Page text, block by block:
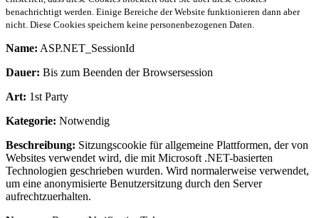
benachrichtigt werden. Einige Bereiche der Website funktionieren dann aber
nicht. Diese Cookies speichern keine personenbezogenen Daten.
Name: ASP.NET_SessionId
Dauer: Bis zum Beenden der Browsersession
Art: 1st Party
Kategorie: Notwendig
Beschreibung: Sitzungscookie für allgemeine Plattformen, der von
Websites verwendet wird, die mit Microsoft .NET-basierten
Technologien geschrieben wurden. Wird normalerweise verwendet,
um eine anonymisierte Benutzersitzung durch den Server
aufrechtzuerhalten.